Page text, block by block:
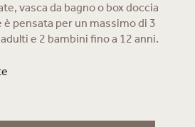
vasca da bagno o box doccia
pensata per un massimo di 3
e 2 bambini fino a 12 anni.